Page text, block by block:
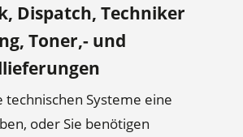
Dispatch, Techniker
Toner,- und
technischen Systeme eine
oder Sie benötigen